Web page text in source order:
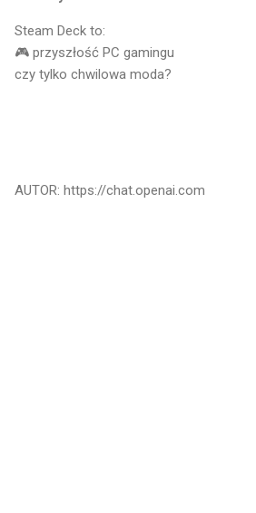
Steam Deck to:
🎮 przyszłość PC gamingu
czy tylko chwilowa moda?
AUTOR: https://chat.openai.com